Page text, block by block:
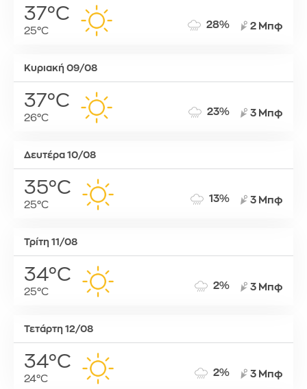
37°C
25°C
28% 2 Μπφ
Κυριακή 09/08
37°C
26°C
23% 3 Μπφ
Δευτέρα 10/08
35°C
25°C
13% 3 Μπφ
Τρίτη 11/08
34°C
25°C
2% 3 Μπφ
Τετάρτη 12/08
34°C
24°C
2% 3 Μπφ